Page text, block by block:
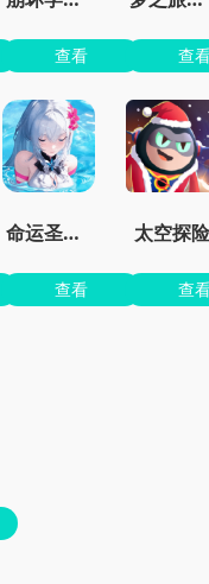
查看 查
命运圣契0.1折
查看
太空探险
查